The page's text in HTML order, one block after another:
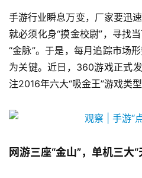
手游行业瞬息万变，厂家要迅
就必须化身“摸金校尉”，寻找
“金脉”。于是，每月追踪市场
为关键。近日，360游戏正式
注2016年六大“吸金王”游戏类
网游三座“金山”，单机三大“